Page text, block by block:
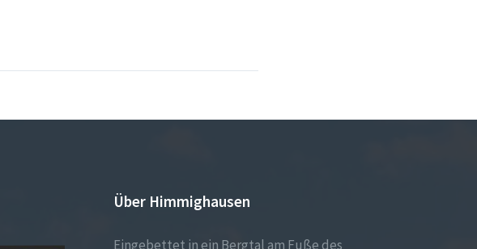
Über Himmighausen
Eingebettet in ein Bergtal am Fuße des